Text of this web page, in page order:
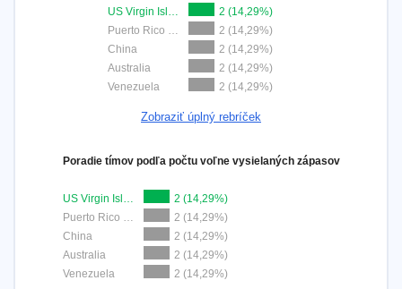
US Virgin Islands
2 (14,29%)
Puerto Rico 3x3
2 (14,29%)
China
2 (14,29%)
Australia
2 (14,29%)
Venezuela
2 (14,29%)
Zobraziť úplný rebríček
Poradie tímov podľa počtu voľne vysielaných zápasov
US Virgin Islands
2 (14,29%)
Puerto Rico 3x3
2 (14,29%)
China
2 (14,29%)
Australia
2 (14,29%)
Venezuela
2 (14,29%)